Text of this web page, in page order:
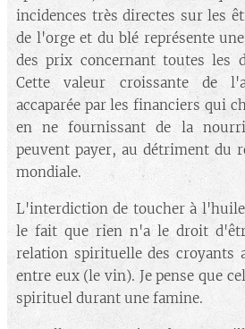
incidences très directes sur les
de l'orge et du blé représente
des prix concernant toutes les
Cette valeur croissante de
accaparée par les financiers qui
en ne fournissant de la
peuvent payer, au détriment du
mondiale.
L'interdiction de toucher à
le fait que rien n'a le droit
relation spirituelle des croyants
entre eux (le vin). Je pense que
spirituel durant une famine.